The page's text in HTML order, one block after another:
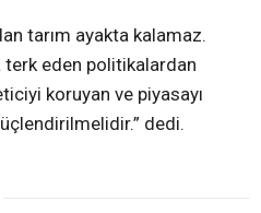
tarım ayakta kalamaz.
eden politikalardan
koruyan ve piyasayı
dedi.